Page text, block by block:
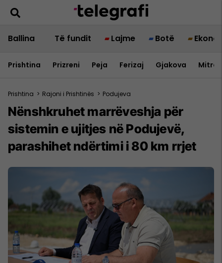
Ballina Të fundit Lajme Botë
Prishtina Prizreni Peja Ferizaj Gjakova
Prishtina > Rajoni i Prishtinës > Podujeva
Nënshkruhet marrëveshja për
sistemin e ujitjes në Podujevë,
parashihet ndërtimi i 80 km rrjet